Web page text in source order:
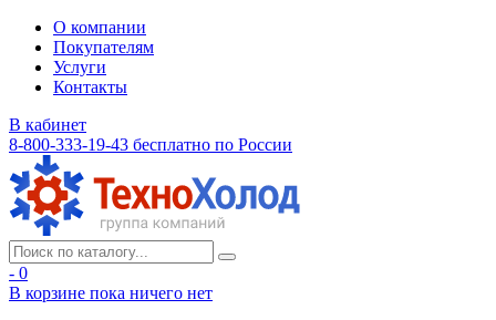
О компании
Покупателям
Услуги
Контакты
В кабинет
8-800-333-19-43 бесплатно по России
- 0
В корзине пока ничего нет